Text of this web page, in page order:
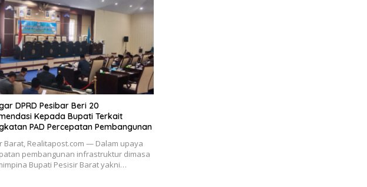
DPRD Pesibar Beri 20
Kepada Bupati Terkait
PAD Percepatan Pembangunan
Barat, Realitapost.com — Dalam upaya
pembangunan infrastruktur dimasa
Bupati Pesisir Barat yakni…